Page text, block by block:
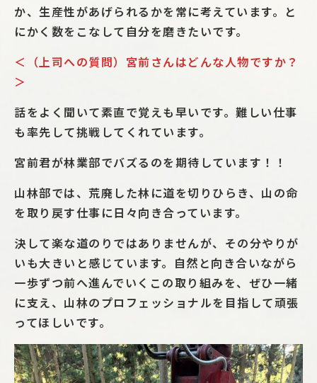
か、生産性があげられるかを常に考えています。と
にかく数をこなして自分を磨きたいです。
＜（上司への質問）宮前さんはどんな人物ですか？
＞
話をよく聞いて素直で覚えも早いです。難しい仕事
も率先して挑戦してくれています。
宮前君が林業部でバズるのを期待しています！！
山林部では、荒廃した林に道を切りひらき、山の命
を取り戻す仕事に日々向き合っています。
決して楽な道のりではありませんが、その分やりが
いも大きいと感じています。自然と向き合いながら
一歩ずつ前へ進んでいくこの取り組みを、ぜひ一緒
に支え、山林のプロフェッショナルを目指して頑張
ってほしいです。